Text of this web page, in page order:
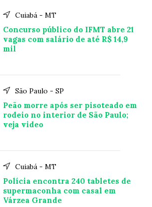
Cuiabá - MT
Concurso público do IFMT abre 21
vagas com salário de até R$ 14,9
mil
São Paulo - SP
Peão morre após ser pisoteado em
rodeio no interior de São Paulo;
veja video
Cuiabá - MT
Polícia encontra 240 tabletes de
supermaconha com casal em
Várzea Grande